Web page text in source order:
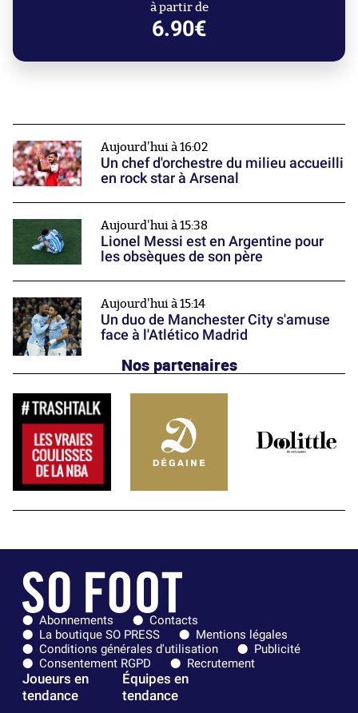
à partir de
6.90€
Aujourd'hui à 16:02
Un chef d'orchestre du milieu accueilli
en rock star à Arsenal
Aujourd'hui à 15:38
Lionel Messi est en Argentine pour
les obsèques de son père
Aujourd'hui à 15:14
Un duo de Manchester City s'amuse
face à l'Atlético Madrid
Nos partenaires
Abonnements
Contacts
La boutique SO PRESS
Mentions légales
Conditions générales d'utilisation
Publicité
Consentement RGPD
Recrutement
Joueurs en
tendance
Équipes en
tendance